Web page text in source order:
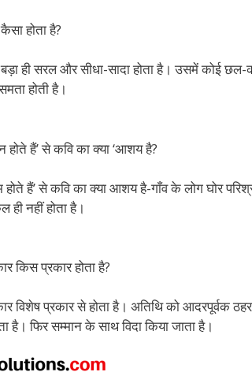
होता है?
बड़ा ही सरल और सीधा-सादा होता है। उसमें कोई
होती है।
होते हैं’ से कवि का क्या ‘आशय है?
हैं’ से कवि का क्या आशय है-गाँव के लोग घोर
नहीं होता है।
किस प्रकार होता है?
विशेष प्रकार से होता है। अतिथि को आदरपूर्वक
है। फिर सम्मान के साथ विदा किया जाता है।